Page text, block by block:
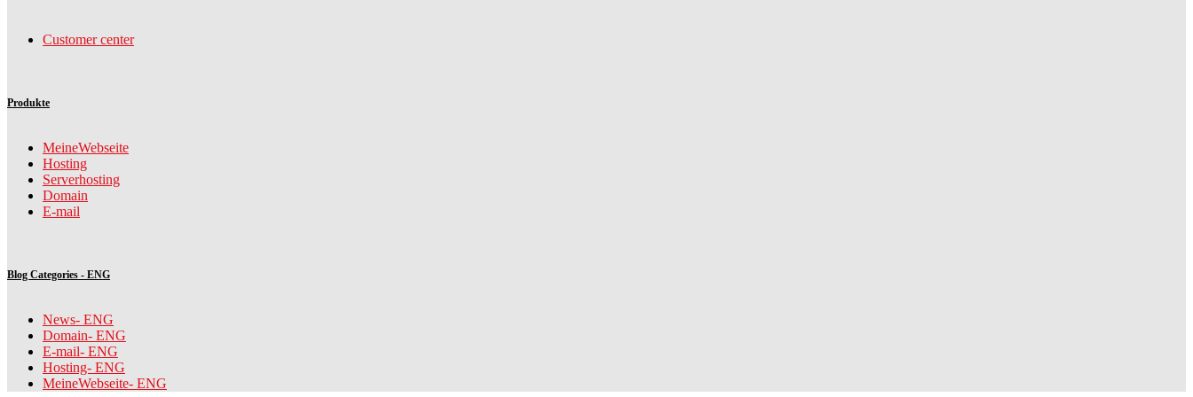
Customer center
Produkte
MeineWebseite
Hosting
Serverhosting
Domain
E-mail
Blog Categories - ENG
News- ENG
Domain- ENG
E-mail- ENG
Hosting- ENG
MeineWebseite- ENG